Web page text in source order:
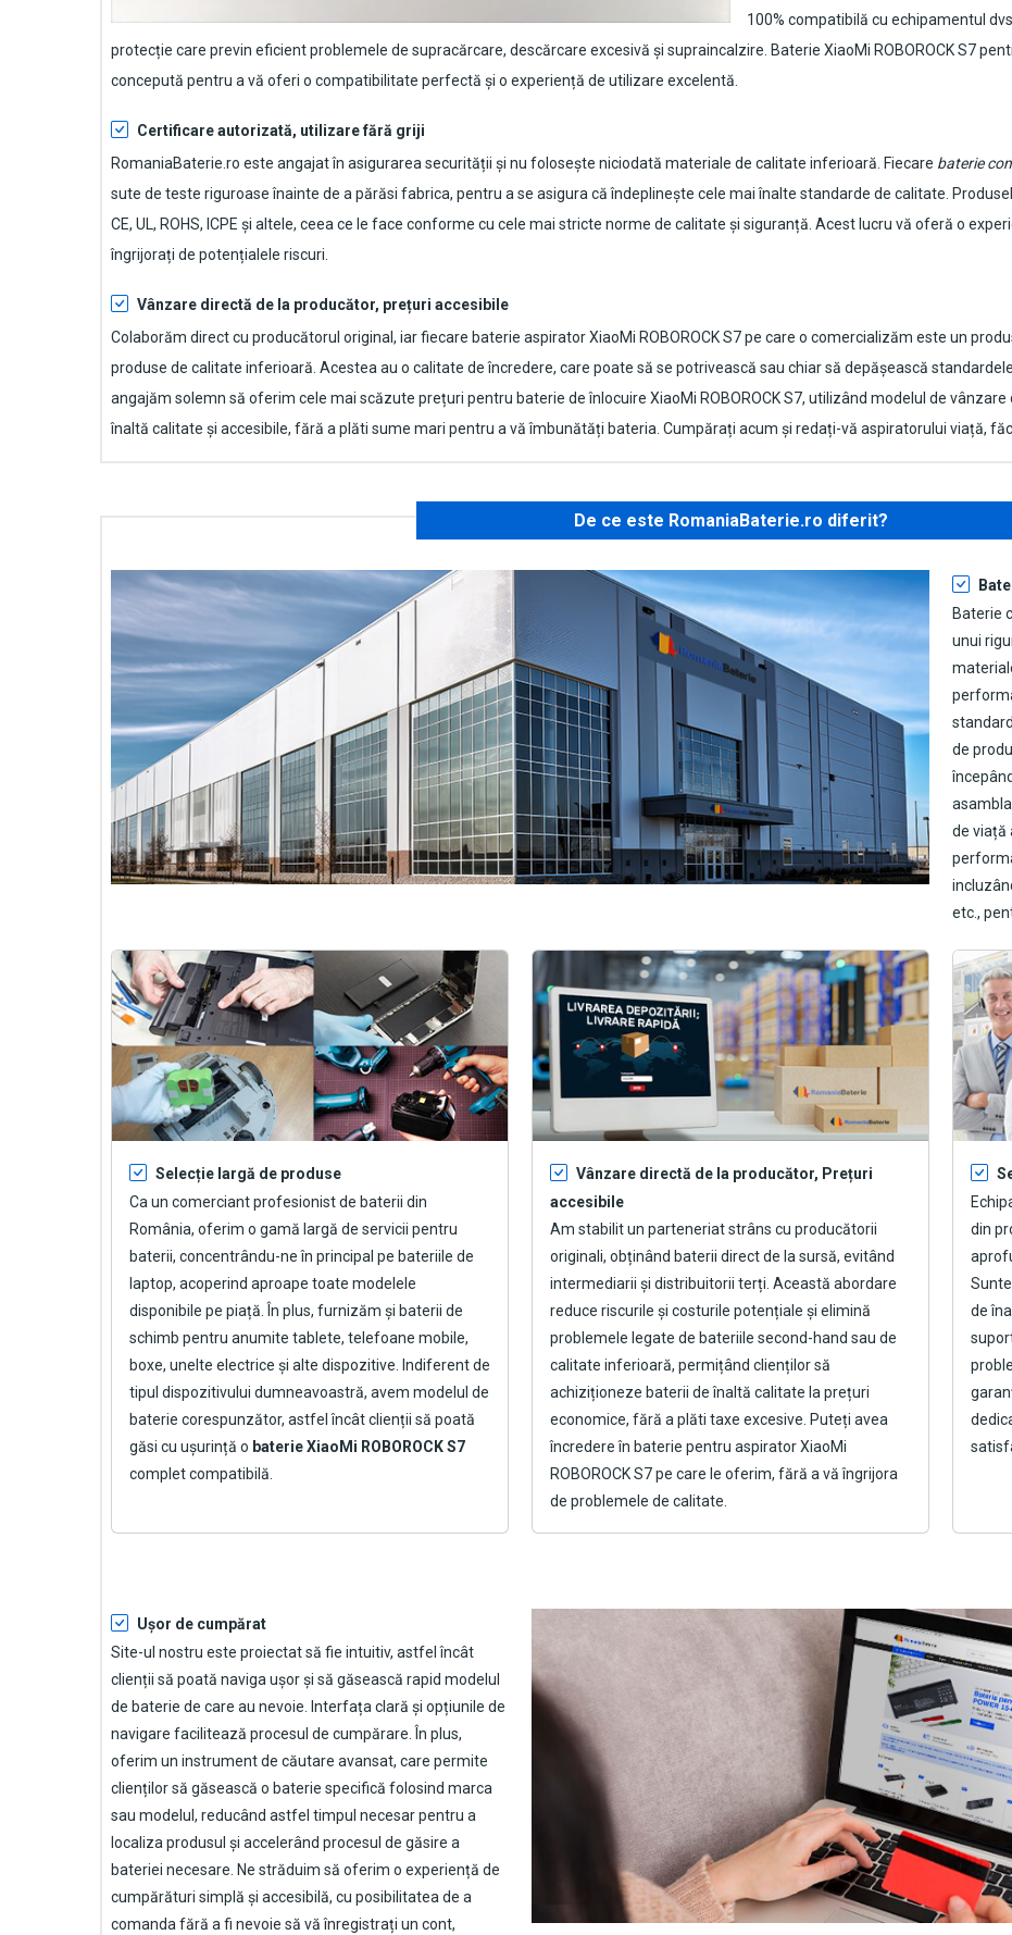
100% compatibilă cu echipamentul
protecție care previn eficient problemele de supracărcare, descărcare excesivă și supraincalzire. Baterie XiaoMi ROBOROCK S7
concepută pentru a vă oferi o compatibilitate perfectă și o experiență de utilizare excelentă.
Certificare autorizată, utilizare fără griji
RomaniaBaterie.ro este angajat în asigurarea securității și nu folosește niciodată materiale de calitate inferioară. Fiecare baterie
sute de teste riguroase înainte de a părăsi fabrica, pentru a se asigura că îndeplinește cele mai înalte standarde de calitate.
CE, UL, ROHS, ICPE și altele, ceea ce le face conforme cu cele mai stricte norme de calitate și siguranță. Acest lucru vă oferă o
îngrijorați de potențialele riscuri.
Vânzare directă de la producător, prețuri accesibile
Colaborăm direct cu producătorul original, iar fiecare baterie aspirator XiaoMi ROBOROCK S7pe care o comercializăm este un
produse de calitate inferioară. Acestea au o calitate de încredere, care poate să se potrivească sau chiar să depășească
angajăm solemn să oferim cele mai scăzute prețuri pentru baterie de înlocuire XiaoMi ROBOROCK S7, utilizând modelul de
înaltă calitate și accesibile, fără a plăti sume mari pentru a vă îmbunătăți bateria. Cumpărați acum și redați-vă aspiratorului viață,
De ce este RomaniaBaterie.ro diferit?
Baterie
unui
de
de viață
etc.,
Selecție largă de produse
Ca un comerciant profesionist de baterii din
România, oferim o gamă largă de servicii pentru
baterii, concentrându-ne în principal pe bateriile de
laptop, acoperind aproape toate modelele
disponibile pe piață. În plus, furnizăm și baterii de
schimb pentru anumite tablete, telefoane mobile,
boxe, unelte electrice și alte dispozitive. Indiferent de
tipul dispozitivului dumneavoastră, avem modelul de
baterie corespunzător, astfel încât clienții să poată
găsi cu ușurință o baterie XiaoMi ROBOROCK S7
complet compatibilă.
Vânzare directă de la producător, Prețuri
accesibile
Am stabilit un parteneriat strâns cu producătorii
originali, obținând baterii direct de la sursă, evitând
intermediarii și distribuitorii terți. Această abordare
reduce riscurile și costurile potențiale și elimină
problemele legate de bateriile second-hand sau de
calitate inferioară, permițând clienților să
achiziționeze baterii de înaltă calitate la prețuri
economice, fără a plăti taxe excesive. Puteți avea
încredere în baterie pentru aspirator XiaoMi
ROBOROCK S7pe care le oferim, fără a vă îngrijora
de problemele de calitate.
din
de
Ușor de cumpărat
Site-ul nostru este proiectat să fie intuitiv, astfel încât
clienții să poată naviga ușor și să găsească rapid modelul
de baterie de care au nevoie. Interfața clară și opțiunile de
navigare facilitează procesul de cumpărare. În plus,
oferim un instrument de căutare avansat, care permite
clienților să găsească o baterie specifică folosind marca
sau modelul, reducând astfel timpul necesar pentru a
localiza produsul și accelerând procesul de găsire a
bateriei necesare. Ne străduim să oferim o experiență de
cumpărături simplă și accesibilă, cu posibilitatea de a
comanda fără a fi nevoie să vă înregistrați un cont,